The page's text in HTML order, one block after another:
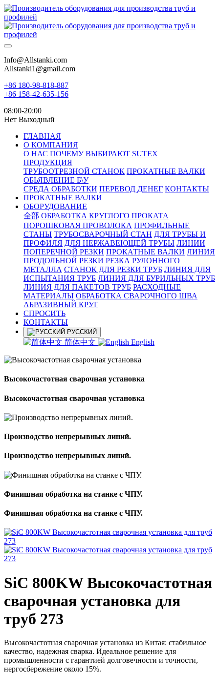
Info@Allstanki.com
Allstanki1@gmail.com
+86 180-98-818-887
+86 158-42-635-156
08:00-20:00
Нет Выходный
ГЛАВНАЯ
О КОМПАНИЯ
О НАС ПОЧЕМУ ВЫБИРАЮТ SUTEX
ПРОДУКЦИЯ
ТРУБООТРЕЗНОЙ СТАНОК ПРОКАТНЫЕ ВАЛКИ
ОБЬЯВЛЕНИЕ Б\У
СРЕДА ОБРАБОТКИ ПЕРЕВОД ДЕНЕГ КОНТАКТЫ
ПРОКАТНЫЕ ВАЛКИ
ОБОРУДОВАНИЕ
全部 ОБРАБОТКА КРУГЛОГО ПРОКАТА
ПОРОШКОВАЯ ПРОВОЛОКА ПРОФИЛЬНЫЕ
СТАНЫ ТРУБОСВАРОЧНЫЙ СТАН ДЛЯ ТРУБЫ И
ПРОФИЛЯ ДЛЯ НЕРЖАВЕЮЩЕЙ ТРУБЫ ЛИНИИ
ПОПЕРЕЧНОЙ РЕЗКИ ПРОКАТНЫЕ ВАЛКИ ЛИНИЯ
ПРОДОЛЬНОЙ РЕЗКИ РЕЗКА РУЛОННОГО
МЕТАЛЛА СТАНОК ДЛЯ РЕЗКИ ТРУБ ЛИНИЯ ДЛЯ
ИСПЫТАНИЯ ТРУБ ЛИНИЯ ДЛЯ БУРИЛЬНЫХ ТРУБ
ЛИНИЯ ДЛЯ ПАКЕТОВ ТРУБ РАСХОДНЫЕ
МАТЕРИАЛЫ OБРАБОТКА СВАРОЧНОГО ШВА
АБРАЗИВНЫЙ КРУГ
СПРОСИТЬ
КОНТАКТЫ
РУССКИЙ
简体中文 English
Высокочастотная сварочная установка
Высокочастотная сварочная установка
Производство непрерывных линий.
Производство непрерывных линий.
Финишная обработка на станке с ЧПУ.
Финишная обработка на станке с ЧПУ.
SiC 800KW Высокочастотная
сварочная установка для
труб 273
Высокочастотная сварочная установка из Китая: стабильное
качество, надежная сварка. Идеальное решение для
промышленности с гарантией долговечности и точности,
нергосбережение около 15%.